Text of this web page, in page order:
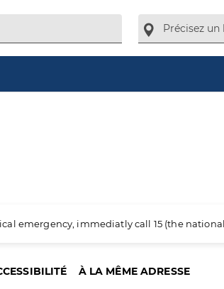
emergency, immediatly call 15 (the
À LA MÊME ADRESSE